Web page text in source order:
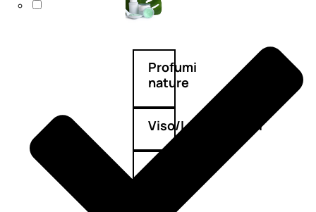
Profumi
nature
Viso/Labbra/Occhi
Corpo